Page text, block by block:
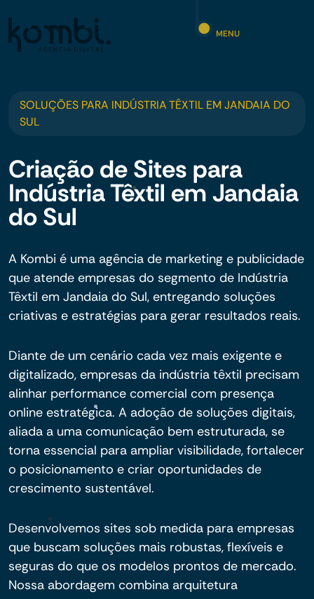
MENU
SOLUÇÕES PARA INDÚSTRIA TÊXTIL EM JANDAIA DO
SUL
Criação de Sites para
Indústria Têxtil em Jandaia
do Sul
A Kombi é uma agência de marketing e publicidade
que atende empresas do segmento de Indústria
Têxtil em Jandaia do Sul, entregando soluções
criativas e estratégias para gerar resultados reais.
Diante de um cenário cada vez mais exigente e
digitalizado, empresas da indústria têxtil precisam
alinhar performance comercial com presença
online estratégica. A adoção de soluções digitais,
aliada a uma comunicação bem estruturada, se
torna essencial para ampliar visibilidade, fortalecer
o posicionamento e criar oportunidades de
crescimento sustentável.
Desenvolvemos sites sob medida para empresas
que buscam soluções mais robustas, flexíveis e
seguras do que os modelos prontos de mercado.
Nossa abordagem combina arquitetura